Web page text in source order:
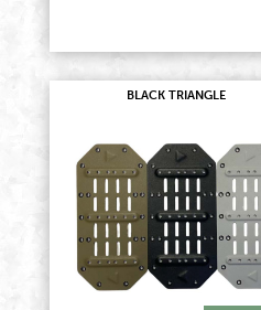
BLACK TRIANGLE